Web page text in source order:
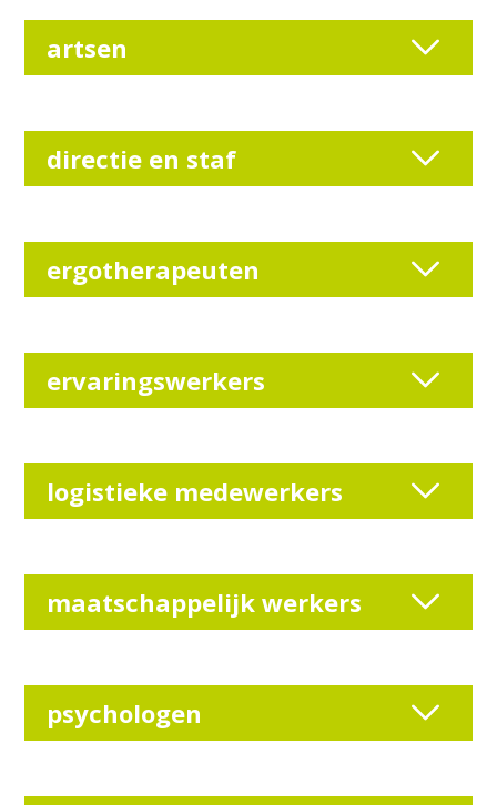
artsen
directie en staf
ergotherapeuten
ervaringswerkers
logistieke medewerkers
maatschappelijk werkers
psychologen